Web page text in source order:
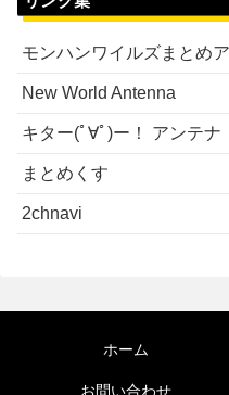
モンハンワイルズまとめ
New World Antenna
キター(ﾟ∀ﾟ)ー！ アンテナ
まとめくす
2chnavi
ホーム
お問い合わせ